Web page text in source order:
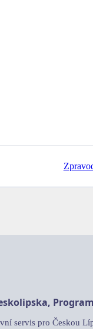
servis pro Českou